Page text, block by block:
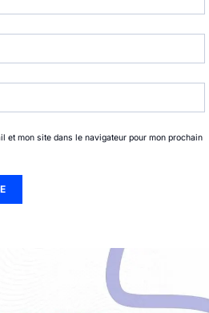
et mon site dans le navigateur pour mon prochain